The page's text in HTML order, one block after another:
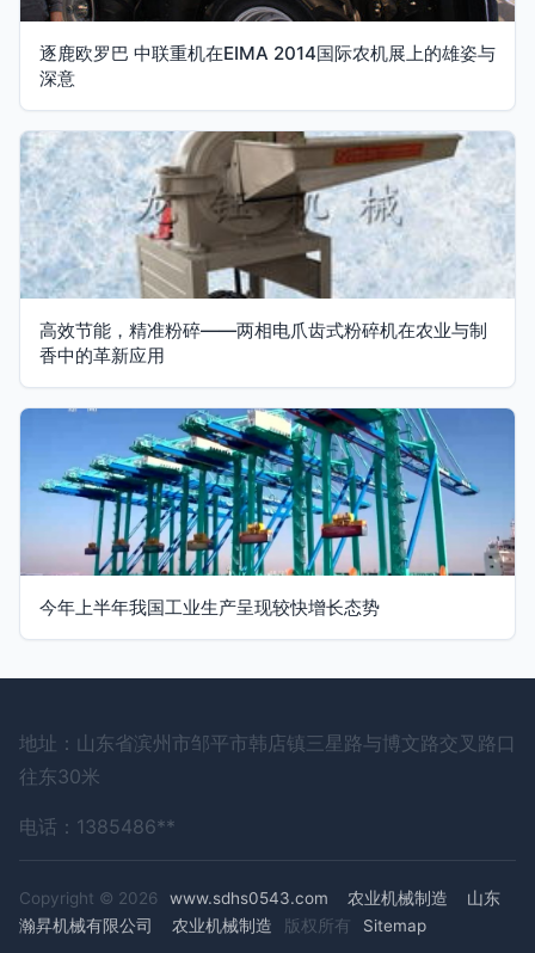
逐鹿欧罗巴 中联重机在EIMA 2014国际农机展上的雄姿与
深意
高效节能，精准粉碎——两相电爪齿式粉碎机在农业与制
香中的革新应用
今年上半年我国工业生产呈现较快增长态势
地址：山东省滨州市邹平市韩店镇三星路与博文路交叉路口
往东30米
电话：1385486**
Copyright © 2026 www.sdhs0543.com 农业机械制造
山东
瀚昇机械有限公司
农业机械制造 版权所有 Sitemap